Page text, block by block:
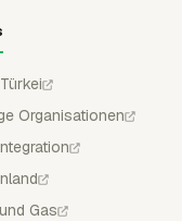
Organisationen
Gas